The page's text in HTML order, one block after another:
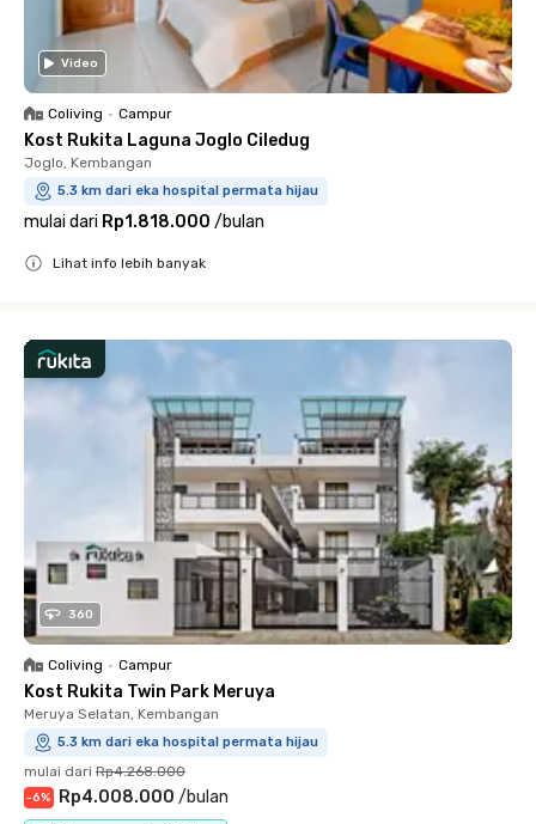
Video
Coliving • Campur
Kost Rukita Laguna Joglo Ciledug
Joglo, Kembangan
5.3 km dari eka hospital permata hijau
mulai dari Rp1.818.000 /bulan
Lihat info lebih banyak
360
Coliving • Campur
Kost Rukita Twin Park Meruya
Meruya Selatan, Kembangan
5.3 km dari eka hospital permata hijau
mulai dari Rp4.268.000
-6% Rp4.008.000 /bulan